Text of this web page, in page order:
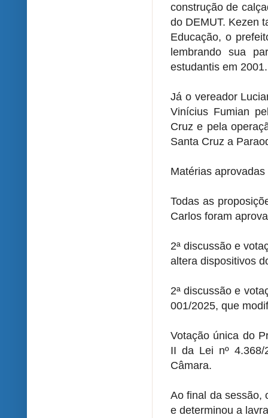
construção de
do DEMUT. Kezen
Educação, o
lembrando sua
estudantis em 2001.
Já o vereador
Vinícius Fumian
Cruz e pela
Santa Cruz a
Matérias aprovadas
Todas as
Carlos foram
2ª discussão e
altera dispositivos
2ª discussão e
001/2025, que
Votação única do
II da Lei nº 4.368/
Câmara.
Ao final da sessão,
e determinou a